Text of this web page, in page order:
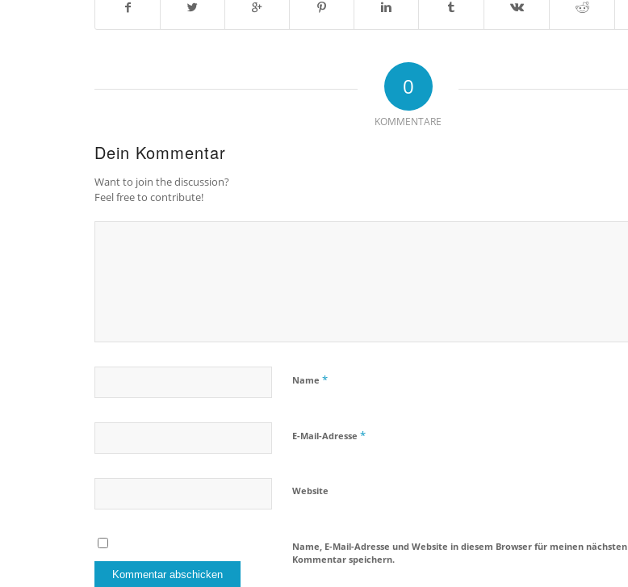
0
KOMMENTARE
Dein Kommentar
Want to join the discussion?
Feel free to contribute!
Name*
E-Mail-Adresse*
Website
Name, E-Mail-Adresse und Website in diesem Browser für meinen nächsten
Kommentar speichern.